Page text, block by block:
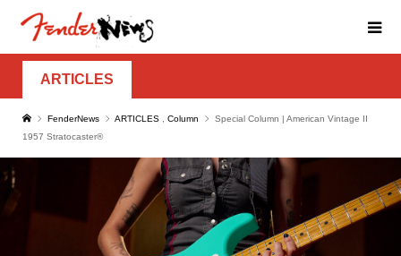
ARTICLES
FenderNews ARTICLES Column
Special Column | American Vintage II
1957 Stratocaster®︎